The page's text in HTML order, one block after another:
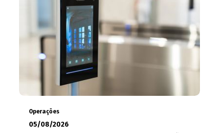
Operações
05/08/2026